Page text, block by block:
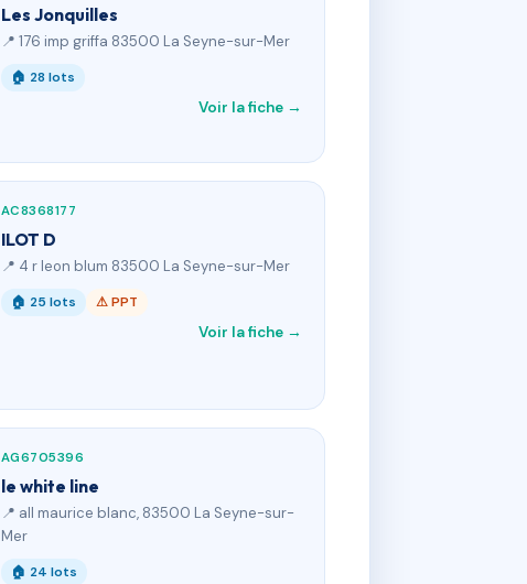
Les Jonquilles
📍 176 imp griffa 83500 La Seyne-sur-Mer
🏠 28 lots
Voir la fiche →
AC8368177
ILOT D
📍 4 r leon blum 83500 La Seyne-sur-Mer
🏠 25 lots ⚠ PPT
Voir la fiche →
AG6705396
le white line
📍 all maurice blanc, 83500 La Seyne-sur-
Mer
🏠 24 lots